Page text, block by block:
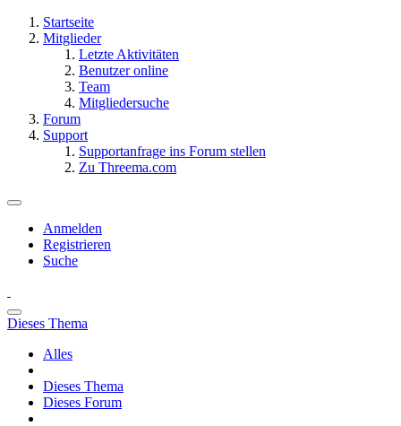
Startseite
Mitglieder
Letzte Aktivitäten
Benutzer online
Team
Mitgliedersuche
Forum
Support
Supportanfrage ins Forum stellen
Zu Threema.com
Anmelden
Registrieren
Suche
Dieses Thema
Alles
Dieses Thema
Dieses Forum